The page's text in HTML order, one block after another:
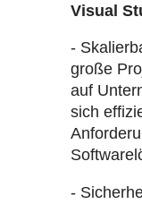
Visual
-
große
auf
sich
-